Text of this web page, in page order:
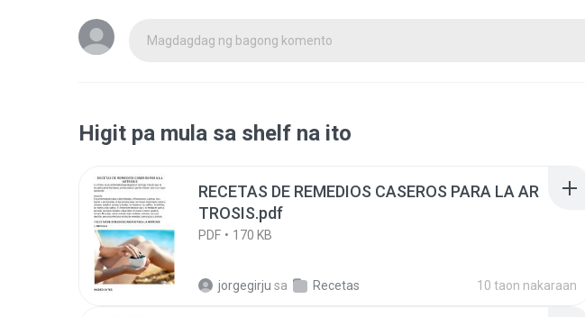
Magdagdag ng bagong komento
Higit pa mula sa shelf na ito
RECETAS DE REMEDIOS CASEROS PARA LA AR
TROSIS.pdf
PDF 170 KB
jorgegirju sa Recetas 10 taon nakaraan